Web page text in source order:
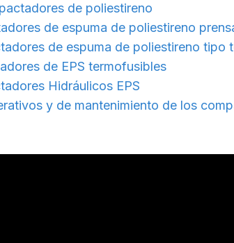
de poliestireno
de espuma de poliestireno
de espuma de poliestireno tipo
de EPS termofusibles
Hidráulicos EPS
y de mantenimiento de los